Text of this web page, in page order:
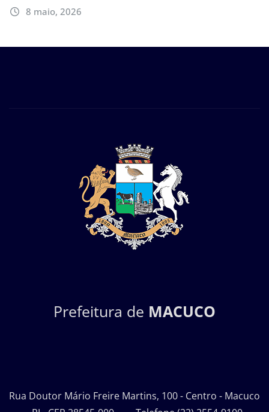
8 maio, 2026
Prefeitura de MACUCO
Rua Doutor Mário Freire Martins, 100 - Centro - Macuco